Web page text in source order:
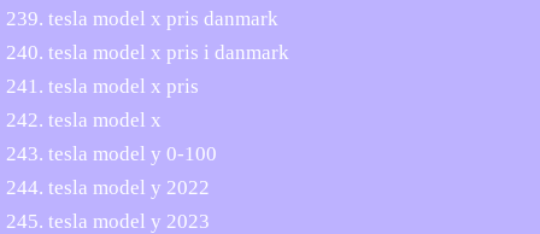
tesla model x pris danmark
tesla model x pris i danmark
tesla model x pris
tesla model x
tesla model y 0-100
tesla model y 2022
tesla model y 2023